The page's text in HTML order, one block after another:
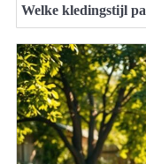
Welke kledingstijl